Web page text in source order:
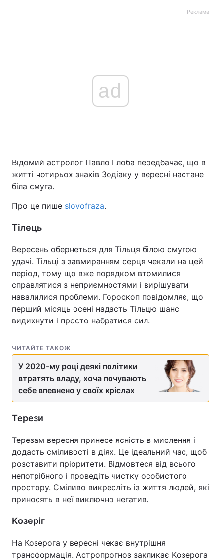
Реклама
ad
Відомий астролог Павло Глоба передбачає, що в
житті чотирьох знаків Зодіаку у вересні настане
біла смуга.
Про це пише slovofraza.
Tілець
Вересень обернеться для Тільця білою смугою
удачі. Тільці з завмиранням серця чекали на цей
період, тому що вже порядком втомилися
справлятися з неприємностями і вирішувати
навалилися проблеми. Гороскоп повідомляє, що
перший місяць осені надасть Tільцю шанс
видихнути і просто набратися сил.
ЧИТАЙТЕ ТАКОЖ
У 2020-му році деякі політики
втратять владу, хоча почувають
себе впевнено у своїх кріслах
Терези
Терезам вересня принесе ясність в мислення і
додасть сміливості в діях. Це ідеальний час, щоб
розставити пріоритети. Відмовтеся від всього
непотрібного і проведіть чистку особистого
простору. Сміливо викресліть із життя людей, які
приносять в неї виключно негатив.
Kозеріг
На Козерога у вересні чекає внутрішня
трансформація. Астропрогноз закликає Kозерога